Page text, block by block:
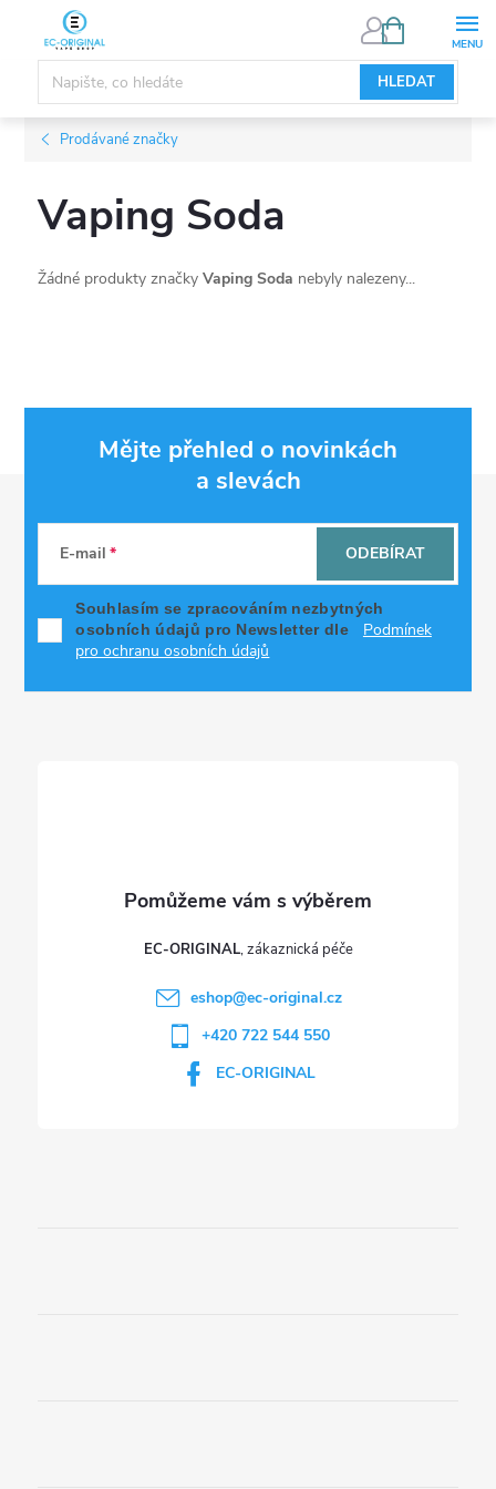
obsah
HLEDAT
NÁKUPNÍ
Prodávané značky
Vaping Soda
Žádné produkty značkyVaping Soda nebyly nalezeny...
Mějte přehled o novinkách
a slevách
E-mail
Souhlasím se zpracováním nezbytných
osobních údajů pro Newsletter dle
Podmínek
pro ochranu osobních údajů
ODEBÍRAT
EC-ORIGINAL
eshop@ec-original.cz
+420 722 544 550
EC-ORIGINAL